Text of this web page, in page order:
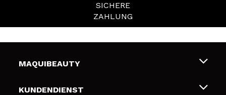
SICHERE
ZAHLUNG
MAQUIBEAUTY
Über uns
KUNDENDIENST